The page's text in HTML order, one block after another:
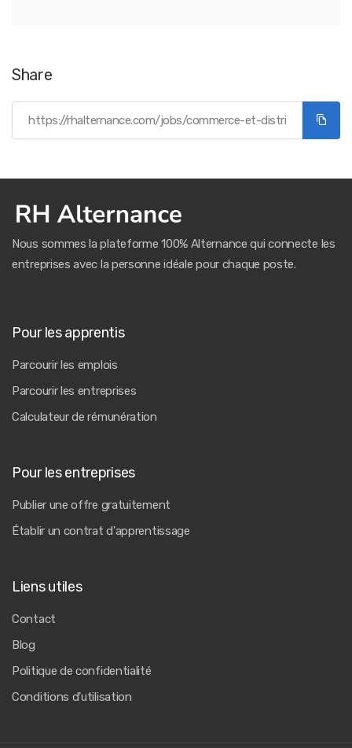
Share
Nous sommes la plateforme 100% Alternance qui connecte les
entreprises avec la personne idéale pour chaque poste.
Pour les apprentis
Parcourir les emplois
Parcourir les entreprises
Calculateur de rémunération
Pour les entreprises
Publier une offre gratuitement
Établir un contrat d'apprentissage
Liens utiles
Contact
Blog
Politique de confidentialité
Conditions d'utilisation